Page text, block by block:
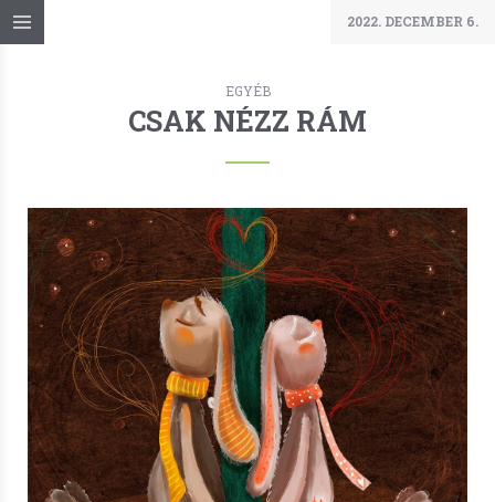
2022. DECEMBER 6.
EGYÉB
CSAK NÉZZ RÁM